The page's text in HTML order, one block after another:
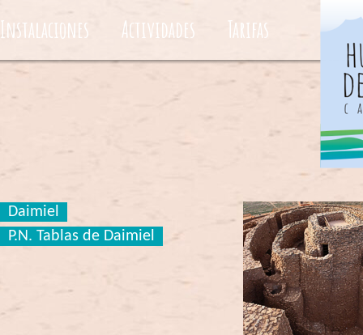
Instalaciones Actividades Tarifas
Daimiel
P.N. Tablas de Daimiel